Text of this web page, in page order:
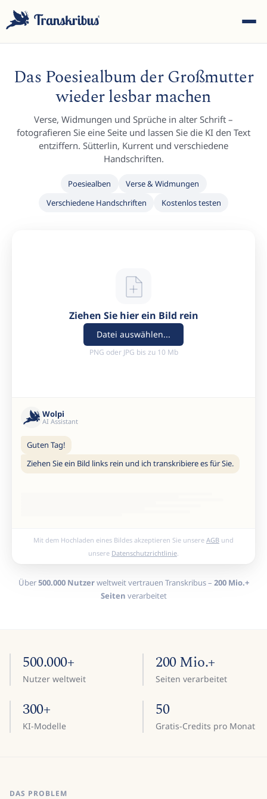
ESC
Tippen Sie, um in Modellen, Sites und Blog-Beiträgen zu
Das Poesiealbum der Großmutter
wieder lesbar machen
Verse, Widmungen und Sprüche in alter Schrift –
fotografieren Sie eine Seite und lassen Sie die KI den Text
entziffern. Sütterlin, Kurrent und verschiedene
Handschriften.
Poesiealben
Verse & Widmungen
Verschiedene Handschriften
Kostenlos testen
Ziehen Sie hier ein Bild rein
Datei auswählen...
PNG oder JPG bis zu 10 Mb
Wolpi
AI Assistant
Guten Tag!
Ziehen Sie ein Bild links rein und ich transkribiere es für Sie.
Mit dem Hochladen eines Bildes akzeptieren Sie unsere AGB und
unsere Datenschutzrichtlinie
Über500.000 Nutzerweltweit vertrauen Transkribus – 200 Mio.+
Seiten verarbeitet
500.000+
Nutzer weltweit
200 Mio.+
Seiten verarbeitet
300+
KI-Modelle
50
Gratis-Credits pro Monat
DAS PROBLEM